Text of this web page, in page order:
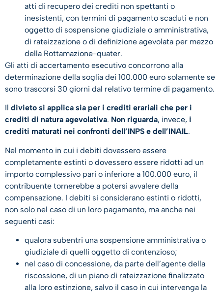
atti di recupero dei crediti non spettanti o
inesistenti, con termini di pagamento scaduti e non
oggetto di sospensione giudiziale o amministrativa,
di rateizzazione o di definizione agevolata per mezzo
della Rottamazione-quater.
Gli atti di accertamento esecutivo concorrono alla
determinazione della soglia dei 100.000 euro solamente se
sono trascorsi 30 giorni dal relativo termine di pagamento.
Il divieto si applica sia per i crediti erariali che per i
crediti di natura agevolativa. Non riguarda, invece, i
crediti maturati nei confronti dell’INPS e dell’INAIL.
Nel momento in cui i debiti dovessero essere
completamente estinti o dovessero essere ridotti ad un
importo complessivo pari o inferiore a 100.000 euro, il
contribuente tornerebbe a potersi avvalere della
compensazione. I debiti si considerano estinti o ridotti,
non solo nel caso di un loro pagamento, ma anche nei
seguenti casi:
qualora subentri una sospensione amministrativa o
giudiziale di quelli oggetto di contenzioso;
nel caso di concessione, da parte dell’agente della
riscossione, di un piano di rateizzazione finalizzato
alla loro estinzione, salvo il caso in cui intervenga la